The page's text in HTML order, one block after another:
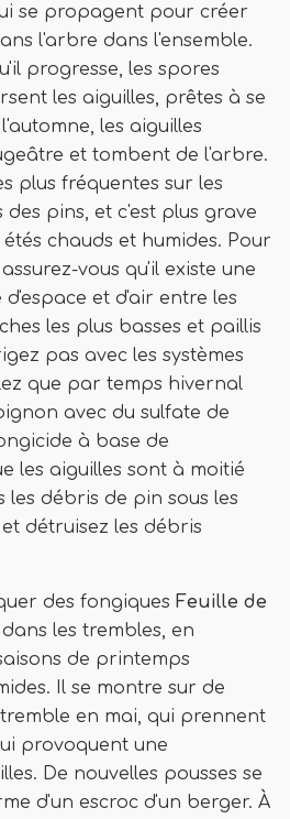
se propagent pour créer
l'arbre dans l'ensemble.
progresse, les spores
les aiguilles, prêtes à se
les aiguilles
et tombent de l'arbre.
plus fréquentes sur les
pins, et c'est plus grave
chauds et humides. Pour
vous qu'il existe une
et d'air entre les
les plus basses et paillis
pas avec les systèmes
que par temps hivernal
avec du sulfate de
à base de
les aiguilles sont à moitié
les débris de pin sous les
détruisez les débris
des fongiques Feuille de
dans les trembles, en
de printemps
Il se montre sur de
en mai, qui prennent
provoquent une
De nouvelles pousses se
d'un escroc d'un berger. À